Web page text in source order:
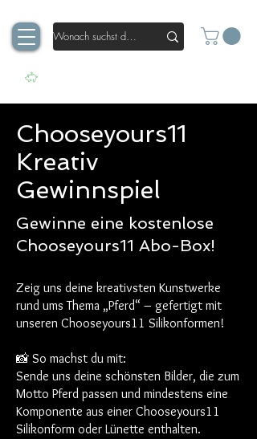
Chooseyours11
Kreativ
Gewinnspiel
Gewinne eine kostenlose
Chooseyours11 Abo-Box!
Zeig uns deine kreativsten Kunstwerke
rund ums Thema „Pferd“ – gefertigt mit
unseren Chooseyours11 Silikonformen!
📸 So machst du mit:
Sende uns deine schönsten Bilder, die zum
Motto Pferd passen und mindestens eine
Komponente aus einer Chooseyours11
Silikonform oder Lünette enthalten.